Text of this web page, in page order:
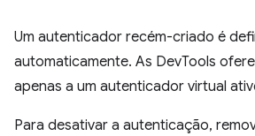
Um autenticador recém-criado é
automaticamente. As DevTools
apenas a um autenticador virtual
Para desativar a autenticação,